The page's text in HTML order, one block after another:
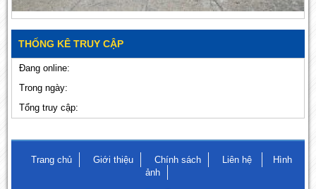
THỐNG KÊ TRUY CẬP
Đang online:
Trong ngày:
Tổng truy cập:
Trang chủ Giới thiệu Chính sách Liên hệ
Hình
ảnh